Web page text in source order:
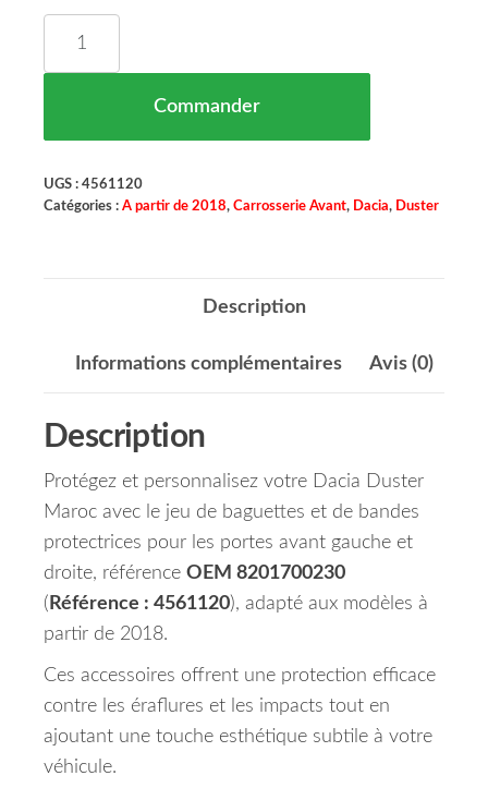
Commander
UGS : 4561120
Catégories : A partir de 2018, Carrosserie Avant, Dacia, Duster
Description
Informations complémentaires Avis (0)
Description
Protégez et personnalisez votre Dacia Duster
Maroc avec le jeu de baguettes et de bandes
protectrices pour les portes avant gauche et
droite, référence OEM 8201700230
( Référence : 4561120), adapté aux modèles à
partir de 2018.
Ces accessoires offrent une protection efficace
contre les éraflures et les impacts tout en
ajoutant une touche esthétique subtile à votre
véhicule.